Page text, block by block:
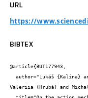
URL
https://
BIBTEX
@article{BUT177943,
Valeriia {Hrubá} and